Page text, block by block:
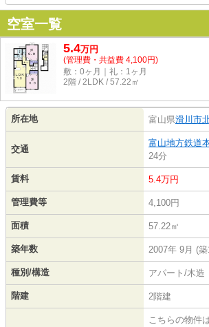
空室一覧
5.4万円
(管理費・共益費 4,100円)
敷：0ヶ月｜礼：1ヶ月
2階 / 2LDK / 57.22㎡
所在地 富山県滑川市
交通
富山地方鉄道
24分
賃料 5.4万円
管理費等 4,100円
面積 57.22㎡
築年数 2007年 9月 (
種別/構造 アパート/木造
階建 2階建
こちらの物件